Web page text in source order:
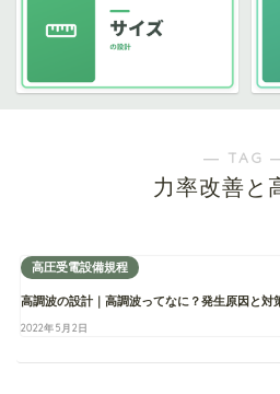
― TAG
力率改善と
高圧受電設備規程
高調波の設計｜高調波ってなに？発生原因と対
2022年5月2日